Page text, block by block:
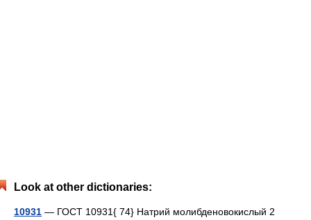
Look at other dictionaries:
10931 — ГОСТ 10931{ 74} Натрий молибденовокислый 2